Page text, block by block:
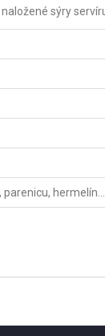
sýry